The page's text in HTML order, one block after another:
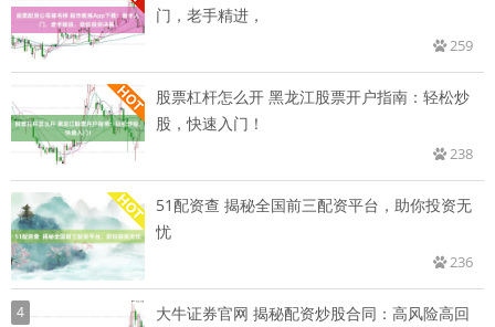
门，老手精进，
259
股票杠杆怎么开 黑龙江股票开户指南：轻松炒
股，快速入门！
238
51配资查 揭秘全国前三配资平台，助你投资无
忧
236
4
大牛证券官网 揭秘配资炒股合同：高风险高回